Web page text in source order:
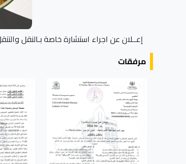
إعــلان عن اجراء استشارة خاصة بـالنقل
مرفقات